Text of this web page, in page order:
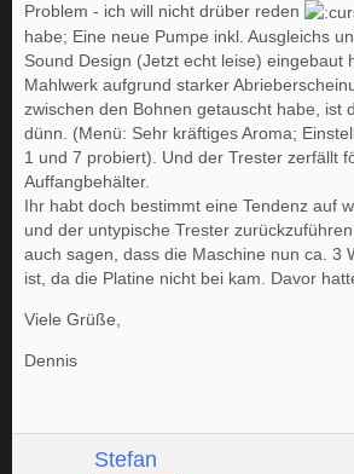
Problem - ich will nicht drüber reden
habe; Eine neue Pumpe inkl. Ausgleichs
Sound Design (Jetzt echt leise) eingebaut
Mahlwerk aufgrund starker
zwischen den Bohnen getauscht habe, ist
dünn. (Menü: Sehr kräftiges Aroma;
1 und 7 probiert). Und der Trester zerfällt
Auffangbehälter.
Ihr habt doch bestimmt eine Tendenz auf
und der untypische Trester
auch sagen, dass die Maschine nun ca. 3
ist, da die Platine nicht bei kam. Davor
Viele Grüße,
Dennis
Stefan